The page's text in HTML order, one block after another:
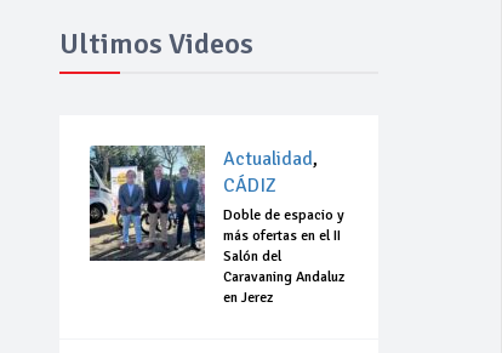
Ultimos Videos
Actualidad,
CÁDIZ
Doble de espacio y
más ofertas en el II
Salón del
Caravaning Andaluz
en Jerez